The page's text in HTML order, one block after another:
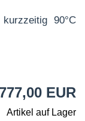
90°C
777,00 EUR
Artikel auf Lager